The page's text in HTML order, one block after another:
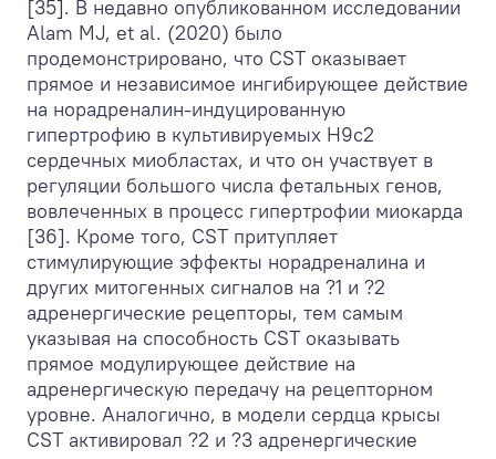
[35]. В недавно опубликованном исследовании
Alam MJ, et al. (2020) было
продемонстрировано, что CST оказывает
прямое и независимое ингибирующее действие
на норадреналин-индуцированную
гипертрофию в культивируемых H9c2
сердечных миобластах, и что он участвует в
регуляции большого числа фетальных генов,
вовлеченных в процесс гипертрофии миокарда
[36]. Кроме того, CST притупляет
стимулирующие эффекты норадреналина и
других митогенных сигналов на ?1 и ?2
адренергические рецепторы, тем самым
указывая на способность CST оказывать
прямое модулирующее действие на
адренергическую передачу на рецепторном
уровне. Аналогично, в модели сердца крысы
CST активировал ?2 и ?3 адренергические